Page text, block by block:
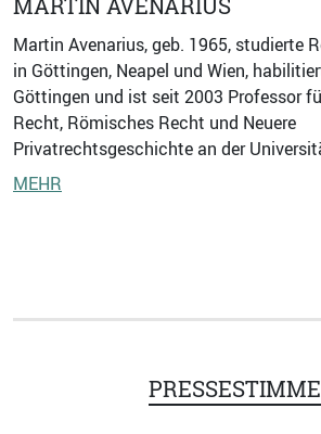
MARTIN AVENARIUS
Martin Avenarius, geb. 1965, studierte
in Göttingen, Neapel und Wien,
Göttingen und ist seit 2003 Professor
Recht, Römisches Recht und Neuere
Privatrechtsgeschichte an der
MEHR